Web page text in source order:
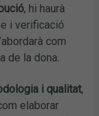
, hi haurà
i verificació
com
de la dona.
i qualitat,
elaborar